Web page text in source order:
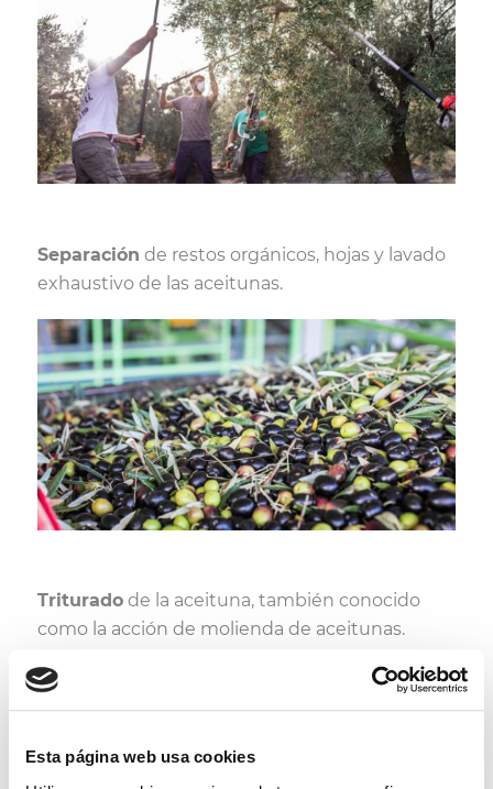
Esta página web usa cookies
Separación de restos orgánicos, hojas y lavado
exhaustivo de las aceitunas.
Trituradode la aceituna, también conocido
como la acción de molienda de aceitunas.